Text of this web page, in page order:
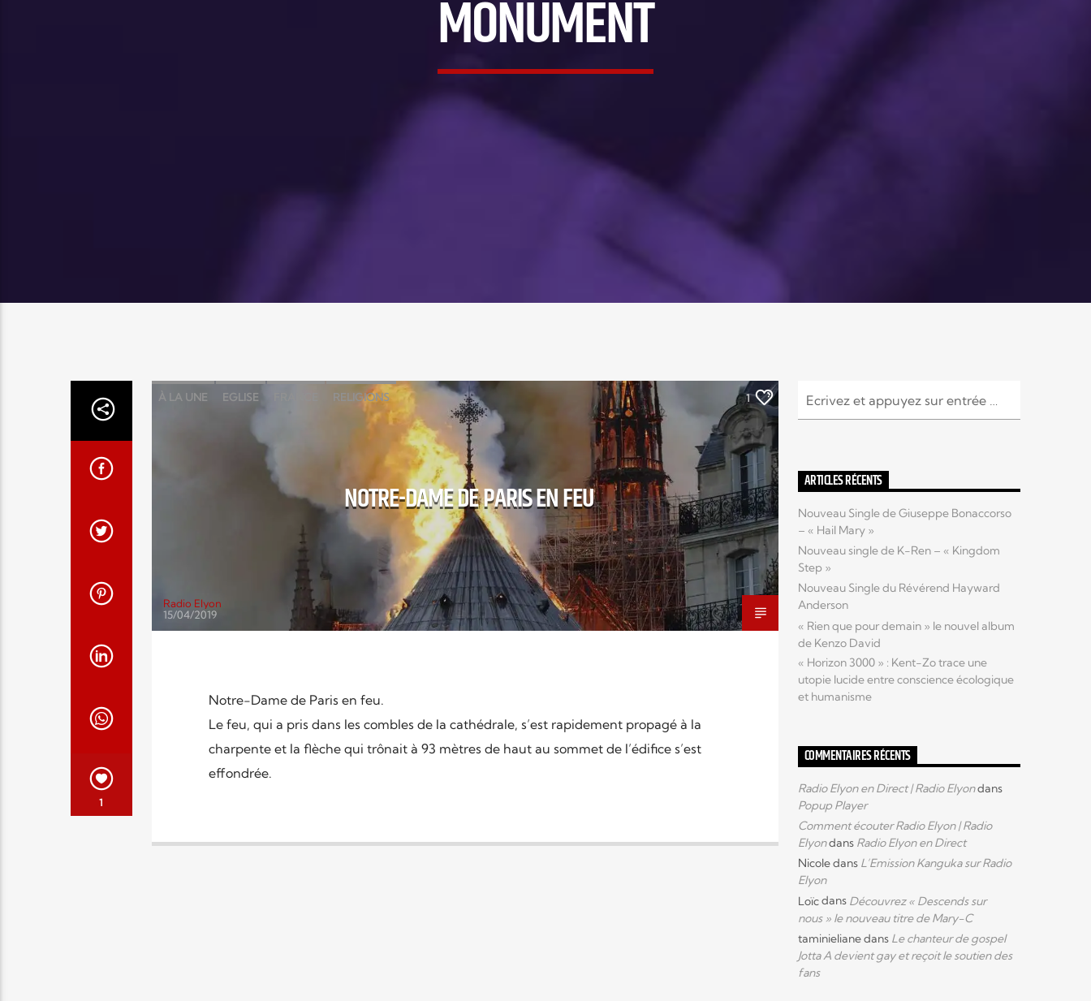
MONUMENT
1
À LA UNE EGLISE RELIGIONS 1
NOTRE-DAME DE PARIS EN FEU
Radio Elyon
15/04/2019
Notre-Dame de Paris en feu.
Le feu, qui a pris dans les combles de la cathédrale, s’est rapidement propagé à la
charpente et la flèche qui trônait à 93 mètres de haut au sommet de l’édifice s’est
effondrée.
ARTICLES RÉCENTS
Nouveau Single de Giuseppe Bonaccorso
– « Hail Mary »
Nouveau single de K-Ren – « Kingdom
Step »
Nouveau Single du Révérend Hayward
Anderson
« Rien que pour demain » le nouvel album
de Kenzo David
« Horizon 3000 » : Kent-Zo trace une
utopie lucide entre conscience écologique
et humanisme
COMMENTAIRES RÉCENTS
Radio Elyon en Direct | Radio Elyondans
Popup Player
Comment écouter Radio Elyon | Radio
Elyondans Radio Elyon en Direct
Nicoledans L’Emission Kanguka sur Radio
Elyon
Loïcdans Découvrez « Descends sur
nous » le nouveau titre de Mary-C
taminielianedans Le chanteur de gospel
Jotta A devient gay et reçoit le soutien des
fans